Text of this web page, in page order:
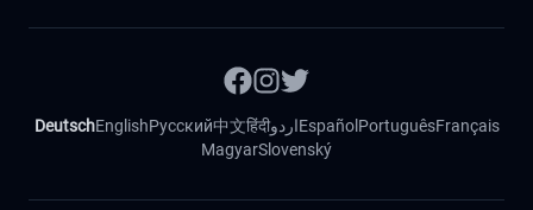
DeutschEnglishРусский中文हिंदीاردوEspañol PortuguêsFrançais
MagyarSlovenský